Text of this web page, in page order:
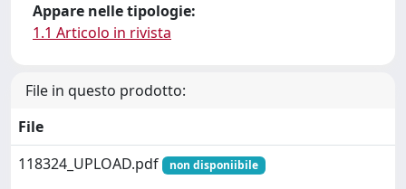
Appare nelle tipologie:
1.1 Articolo in rivista
File in questo prodotto:
File
118324_UPLOAD.pdf
non disponiibile